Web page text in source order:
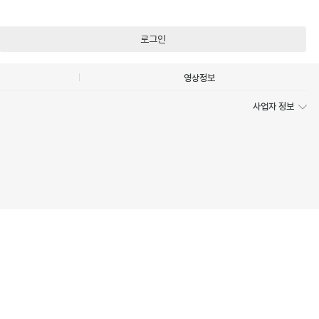
로그인
영상정보
사업자 정보